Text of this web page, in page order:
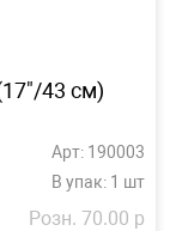
43 см)
Арт: 190003
В упак: 1 шт
Розн. 70.00 р